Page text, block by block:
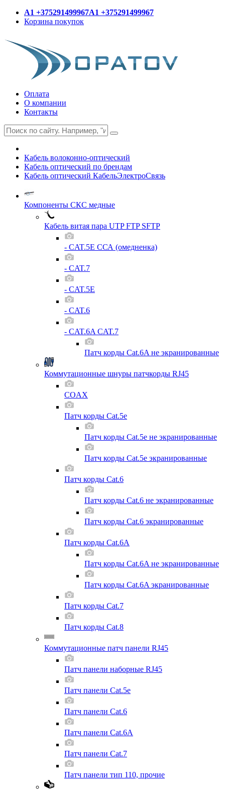
A1 +375291499967A1 +375291499967
Корзина покупок
Оплата
О компании
Контакты
Кабель волоконно-оптический
Кабель оптический по брендам
Кабель оптический КабельЭлектроСвязь
Компоненты СКС медные
Кабель витая пара UTP FTP SFTP
- CAT.5E ССА (омедненка)
- CAT.7
- CAT.5E
- CAT.6
- CAT.6A CAT.7
Патч корды Cat.6A не экранированные
Коммутационные шнуры патчкорды RJ45
COAX
Патч корды Cat.5e
Патч корды Cat.5e не экранированные
Патч корды Cat.5e экранированные
Патч корды Cat.6
Патч корды Cat.6 не экранированные
Патч корды Cat.6 экранированные
Патч корды Cat.6A
Патч корды Cat.6A не экранированные
Патч корды Cat.6A экранированные
Патч корды Cat.7
Патч корды Cat.8
Коммутационные патч панели RJ45
Патч панели наборные RJ45
Патч панели Cat.5e
Патч панели Cat.6
Патч панели Cat.6A
Патч панели Cat.7
Патч панели тип 110, прочие